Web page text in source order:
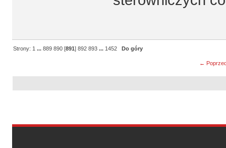
Strony: 1 ...889 890 [891]892 893 ... 1452 Do góry
←